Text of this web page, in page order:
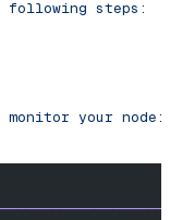
following steps:
monitor your node: